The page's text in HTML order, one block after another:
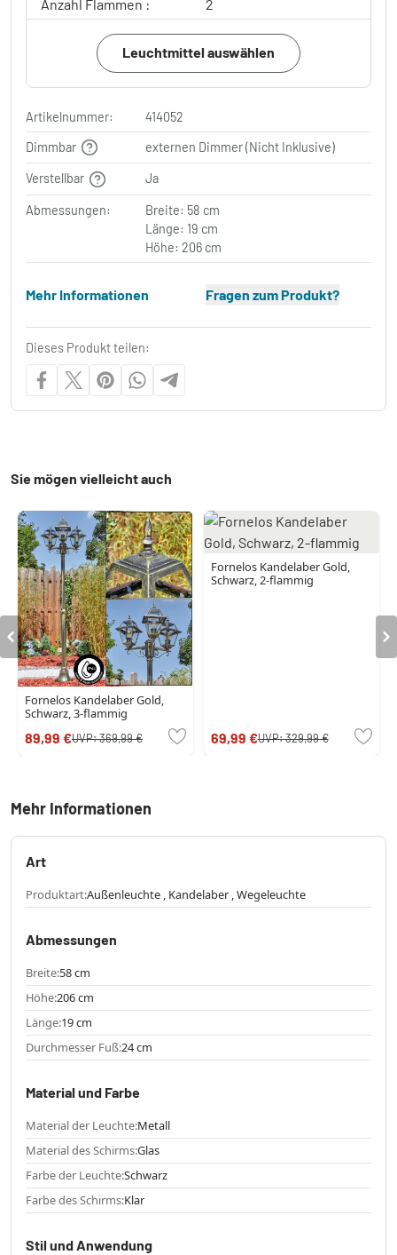
Anzahl Flammen :
2
Leuchtmittel auswählen
Artikelnummer:
414052
Dimmbar
externen Dimmer (Nicht Inklusive)
Verstellbar Ja
Abmessungen:
Breite: 58 cm
Länge: 19 cm
Höhe: 206 cm
Mehr Informationen Fragen zum Produkt?
Dieses Produkt teilen:
Sie mögen vielleicht auch
Fornelos Kandelaber Gold,
Schwarz, 3-flammig
89,99 €UVP:369,99 €
Fornelos Kandelaber Gold,
Schwarz, 2-flammig
69,99 €UVP:329,99 €
Mehr Informationen
Art
Produktart:Außenleuchte , Kandelaber , Wegeleuchte
Abmessungen
Breite:58 cm
Höhe:206 cm
Länge:19 cm
Durchmesser Fuß:24 cm
Material und Farbe
Material der Leuchte:Metall
Material des Schirms:Glas
Farbe der Leuchte:Schwarz
Farbe des Schirms:Klar
Stil und Anwendung